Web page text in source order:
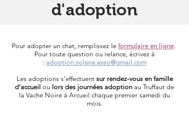
d'adoption
Pour adopter un chat, remplissez le formulaire en ligne.
Pour toute question ou relance, écrivez à
: adoption.solana.asso@gmail.com
Les adoptions s'effectuent sur rendez-vous en famille
d'accueil ou lors des journées adoption au Truffaut de
la Vache Noire à Arcueil chaque premier samedi du
mois.